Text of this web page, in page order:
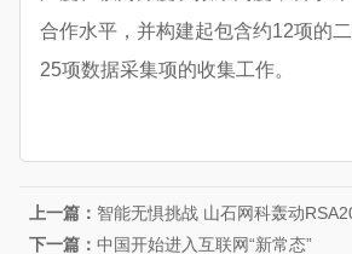
合作水平，并构建起包含约12项的
25项数据采集项的收集工作。
上一篇： 智能无惧挑战 山石网科轰动
下一篇：中国开始进入互联网“新常态”